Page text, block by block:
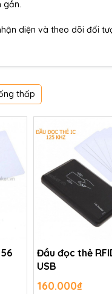
gần.
diện và theo dõi đối
thấp
Đầu đọc thẻ
USB
160.000₫